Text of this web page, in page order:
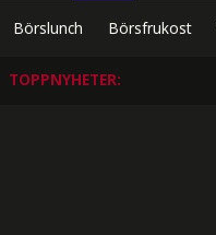
Börslunch Börsfrukost
TOPPNYHETER: